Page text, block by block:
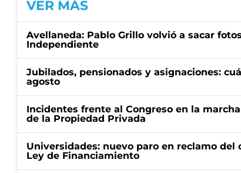
VER MÁS
Avellaneda: Pablo Grillo volvió a sacar
Independiente
Jubilados, pensionados y asignaciones:
agosto
Incidentes frente al Congreso en la
de la Propiedad Privada
Universidades: nuevo paro en reclamo
Ley de Financiamiento